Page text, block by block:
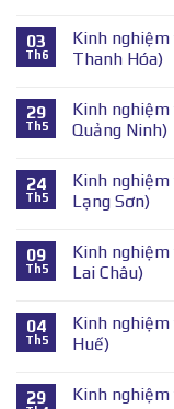
03
Th6
Kinh
Thanh Hóa)
29
Th5
Kinh
Quảng Ninh)
24
Th5
Kinh
Lạng Sơn)
09
Th5
Kinh
Lai Châu)
04
Th5
Kinh
Huế)
29
Kinh